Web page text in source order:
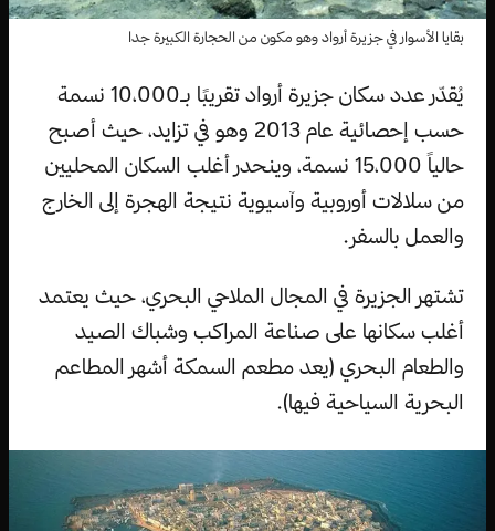
بقايا الأسوار في جزيرة أرواد وهو مكون من الحجارة الكبيرة جدا
يُقدّر عدد سكان جزيرة أرواد تقريبًا بـ10،000 نسمة
حسب إحصائية عام 2013 وهو في تزايد، حيث أصبح
حالياً 15،000 نسمة، وينحدر أغلب السكان المحليين
من سلالات أوروبية وآسيوية نتيجة الهجرة إلى الخارج
والعمل بالسفر.
تشتهر الجزيرة في المجال الملاحي البحري، حيث يعتمد
أغلب سكانها على صناعة المراكب وشباك الصيد
والطعام البحري (يعد مطعم السمكة أشهر المطاعم
البحرية السياحية فيها).